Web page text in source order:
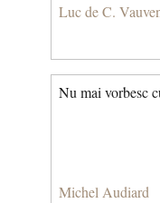
Luc de C.
Nu mai vorbesc
Michel Audiard